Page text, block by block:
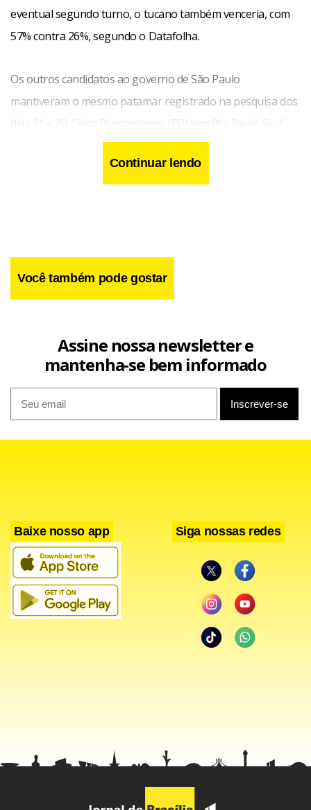
eventual segundo turno, o tucano também venceria, com
57% contra 26%, segundo o Datafolha.
Os outros candidatos ao governo de São Paulo
mantiveram o mesmo patamar registrado na pesquisa dos
dias 21 e 22. Celso Russomanno (PP) tem 9%, Paulo Skaf
(PSB), 4%, e Fábio Feldman (PV), 1%. Os demais candidatos
não pontuaram. Votos em branco e nulos somaram 4%, e
Senado
O candidato que mais cresceu nas intenções de voto no
Estado de São Paulo para o Senado foi Aloysio Nunes
(PSDB), de acordo com o Datafolha. Há duas semanas, ele
tinha 17%, e agora chega a 29%. No entanto, a liderança
registrada no Tribunal Regional Eleitoral (TRE) com o
Continuar lendo
Você também pode gostar
Assine nossa newsletter e
mantenha-se bem informado
Baixe nosso app Siga nossas redes